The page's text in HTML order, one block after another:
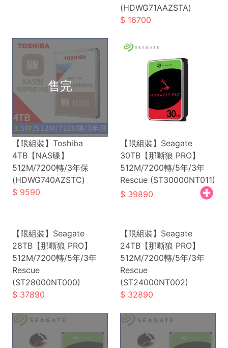
(HDWG71AAZSTA)
16700
【限組裝】Toshiba
4TB【NAS碟】
512M/7200轉/3年保
(HDWG740AZSTC)
9590
【限組裝】Seagate
30TB【那嘶狼 PRO】
512M/7200轉/5年/3年
Rescue (ST30000NT011)
39890
【限組裝】Seagate
28TB【那嘶狼 PRO】
512M/7200轉/5年/3年
Rescue
(ST28000NT000)
37890
【限組裝】Seagate
24TB【那嘶狼 PRO】
512M/7200轉/5年/3年
Rescue
(ST24000NT002)
32890